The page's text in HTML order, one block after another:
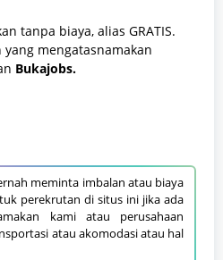
tanpa biaya, alias GRATIS.
mengatasnamakan
Bukajobs.
meminta imbalan atau biaya
perekrutan di situs ini jika ada
kami atau perusahaan
atau akomodasi atau hal